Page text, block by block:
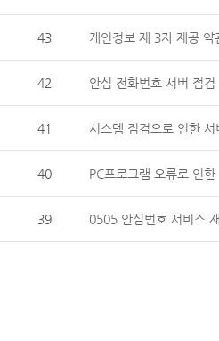
43 개인정보 제 3자 제공 약
42 안심 전화번호 서버 점
41 시스템 점검으로 인한
40 PC프로그램 오류로 인
39 0505 안심번호 서비스